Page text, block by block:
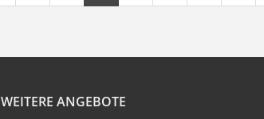
WEITERE ANGEBOTE